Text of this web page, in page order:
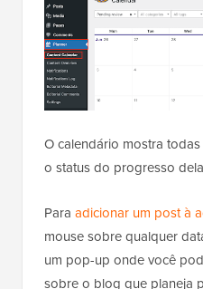
O calendário mostra
o status do progresso
Para adicionar um post à
mouse sobre qualquer
um pop-up onde você
sobre o blog que planeja